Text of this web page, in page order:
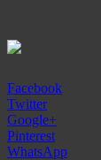
Facebook
Twitter
Google+
Pinterest
WhatsApp